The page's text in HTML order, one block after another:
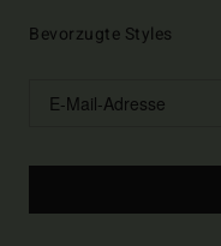
Bevorzugte Styles